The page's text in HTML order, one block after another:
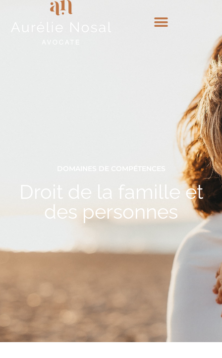
DOMAINES DE COMPÉTENCES
Droit de la famille et
des personnes